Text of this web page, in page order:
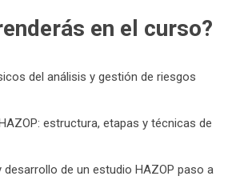
en el curso?
del análisis y gestión de riesgos
estructura, etapas y técnicas de
desarrollo de un estudio HAZOP paso a